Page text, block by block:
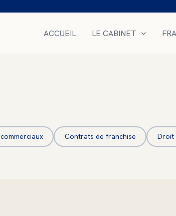
ACCUEIL LE CABINET
Contrats de franchise Droit